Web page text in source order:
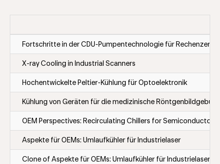
Fortschritte in der CDU-Pumpentechnologie für
X-ray Cooling in Industrial Scanners
Hochentwickelte Peltier-Kühlung für Optoelektronik
Kühlung von Geräten für die medizinische
OEM Perspectives: Recirculating Chillers for Semiconductor
Aspekte für OEMs: Umlaufkühler für Industrielaser
Clone of Aspekte für OEMs: Umlaufkühler für Industrielaser